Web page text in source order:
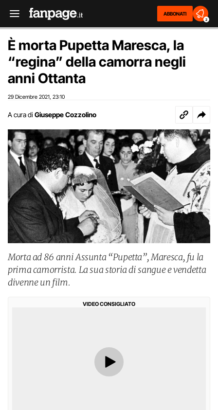
ABBONATI
2
È morta Pupetta Maresca, la
“regina” della camorra negli
anni Ottanta
29 Dicembre 2021 23:10
A cura di Giuseppe Cozzolino
Morta ad 86 anni Assunta “Pupetta”, Maresca, fu la
prima camorrista. La sua storia di sangue e vendetta
divenne un film.
VIDEO CONSIGLIATO